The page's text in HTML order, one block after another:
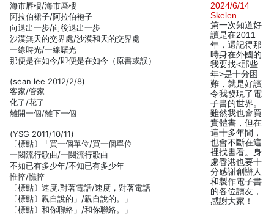
海市唇樓/海市蜃樓
阿拉伯裙子/阿拉伯袍子
向退出一步/向後退出一步
沙漠無天的交界處/沙漠和天的交界處
一線時光/一線曙光
那便是在如今/即便是在如今（原書或誤）
(sean lee 2012/2/8)
客家/管家
化了/花了
離開一個/離下一個
(YSG 2011/10/11)
〔標點〕「買一個單位/買一個單位
一闕流行歌曲/一闋流行歌曲
不如已有多少年/不知已有多少年
惟悴/憔悴
〔標點〕速度.對著電話/速度，對著電話
〔標點〕親自說的」/親自說的。」
〔標點〕和你聯絡」/和你聯絡。」
2024/6/14
Skelen
第一次知道好
讀是在2011
年，還記得那
時身在外國的
我要找<那些
年>是十分困
難，就是好讀
令我發現了電
子書的世界。
雖然我也會買
實體書，但在
這十多年間，
也會不斷在這
裡找書看。身
處香港也要十
分感謝創辦人
和製作電子書
的各位讀友，
感謝大家！